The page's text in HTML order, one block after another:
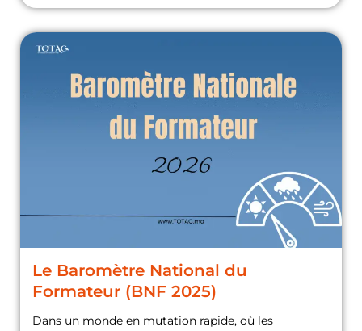
Le Baromètre National du
Formateur (BNF 2025)
Dans un monde en mutation rapide, où les